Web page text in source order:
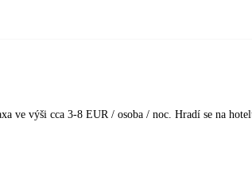
ve výši cca 3-8 EUR / osoba / noc. Hradí se na